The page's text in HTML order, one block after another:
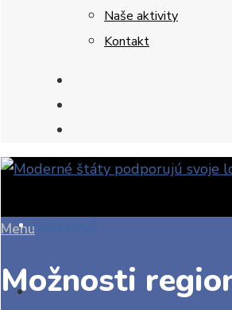
Naše aktivity
Kontakt
MenuNezaradené
Možnosti